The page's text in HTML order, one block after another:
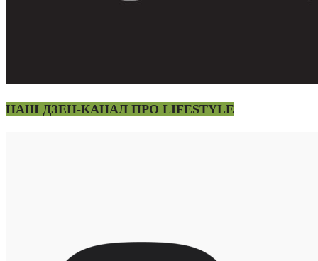
НАШ ДЗЕН-КАНАЛ ПРО LIFESTYLE